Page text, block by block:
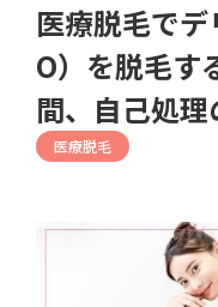
医療脱毛で
O）を脱毛す
間、自己処
医療脱毛